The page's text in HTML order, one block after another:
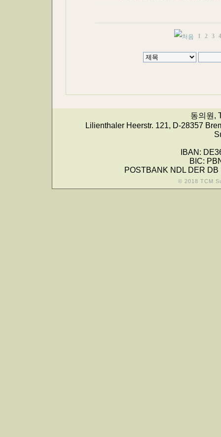
1 2 3 4
동의원,
Lilienthaler Heerstr. 121, D-28357
IBAN:
BIC:
POSTBANK NDL DER
© 2018 TCM